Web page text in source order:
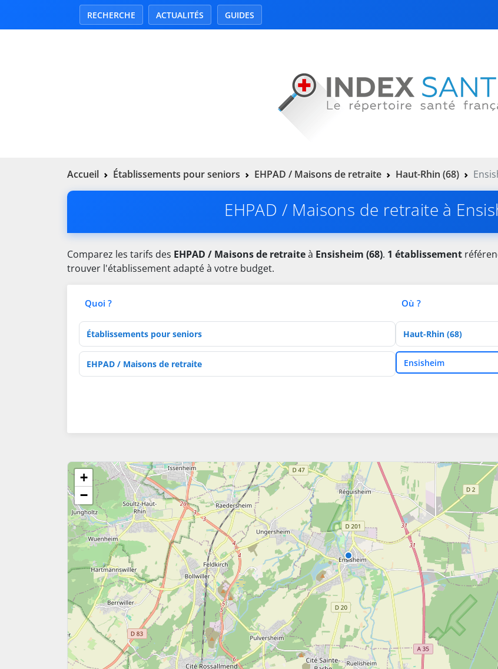
RECHERCHE ACTUALITÉS GUIDES
Accueil Établissements pour seniors EHPAD / Maisons de retraite Haut-Rhin (68)
EHPAD / Maisons de retraite à
Comparez les tarifs des EHPAD / Maisons de retraiteà Ensisheim (68). 1 établissement
trouver l'établissement adapté à votre budget.
Quoi ?
Type d'établissement
Activités de soins
Où ?
Département
VilleEnsisheim
+
−